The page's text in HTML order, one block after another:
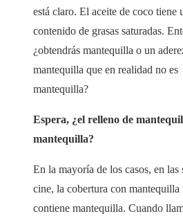
está claro. El aceite de coco tiene
contenido de grasas saturadas.
¿obtendrás mantequilla o un
mantequilla que en realidad no es
mantequilla?
Espera, ¿el relleno de
mantequilla?
En la mayoría de los casos, en las
cine, la cobertura con mantequilla
contiene mantequilla. Cuando